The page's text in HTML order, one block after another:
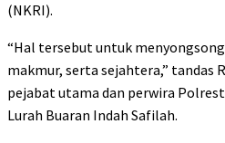
(NKRI).
“Hal tersebut untuk
makmur, serta sejahtera,” tandas
pejabat utama dan perwira
Lurah Buaran Indah Safilah.